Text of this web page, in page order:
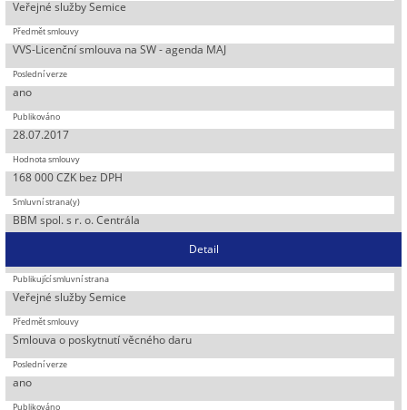
Veřejné služby Semice
VVS-Licenční smlouva na SW - agenda MAJ
ano
28.07.2017
168 000 CZK bez DPH
BBM spol. s r. o. Centrála
Detail
Veřejné služby Semice
Smlouva o poskytnutí věcného daru
ano